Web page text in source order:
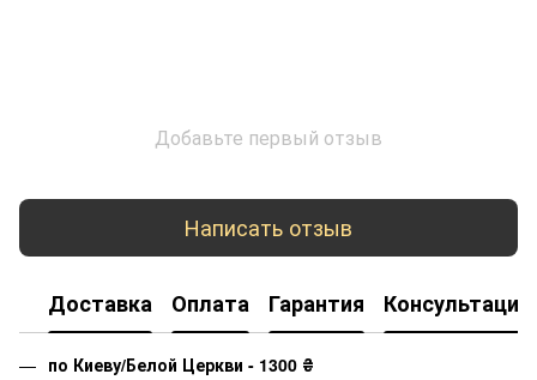
Добавьте первый отзыв
Написать отзыв
Доставка Оплата Гарантия Консультация
по Киеву/Белой Церкви - 1300 ₴